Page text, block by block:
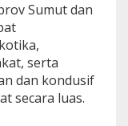
Sumut dan
serta
dan kondusif
secara luas.